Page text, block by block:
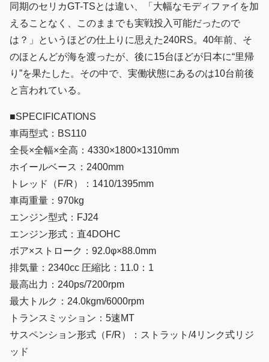
同期のセリカGT-TSとは違い、「大幅なモディファイを加
えることなく、このままでも実戦投入可能だったので
は？」というほどの仕上りに思えた240RS。40年前、そ
のほとんどが海を渡ったが、後に15台ほどが日本に“里帰
り”を果たした。その中で、実働状態にあるのは10台前後
と言われている。
■SPECIFICATIONS
車両型式：BS110
全長×全幅×全高：4330×1800×1310mm
ホイールベース：2400mm
トレッド（F/R）：1410/1395mm
車両重量：970kg
エンジン型式：FJ24
エンジン形式：直4DOHC
ボア×ストローク：92.0φ×88.0mm
排気量：2340cc 圧縮比：11.0：1
最高出力：240ps/7200rpm
最大トルク：24.0kgm/6000rpm
トランスミッション：5速MT
サスペンション形式（F/R）：ストラット/4リンク式リジ
ッド